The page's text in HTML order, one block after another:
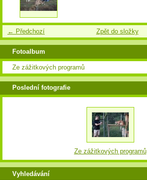
← Předchozí Zpět do složky
Fotoalbum
Ze zážitkových programů
Poslední fotografie
Ze zážitkových programů
Vyhledávání